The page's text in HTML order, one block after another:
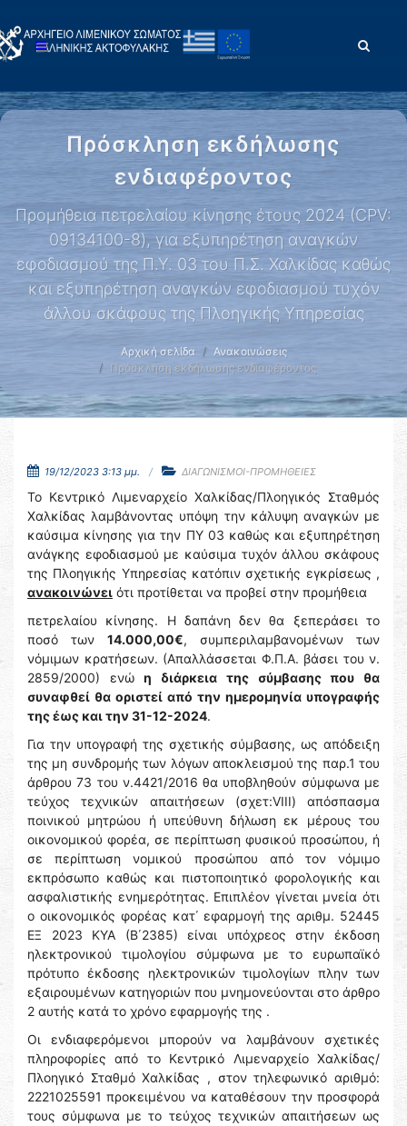
Πρόσκληση εκδήλωσης
ενδιαφέροντος
Προμήθεια πετρελαίου κίνησης έτους 2024 (CPV:
09134100-8), για εξυπηρέτηση αναγκών
εφοδιασμού της Π.Υ. 03 του Π.Σ. Χαλκίδας καθώς
και εξυπηρέτηση αναγκών εφοδιασμού τυχόν
άλλου σκάφους της Πλοηγικής Υπηρεσίας
Αρχική σελίδα
Ανακοινώσεις
Πρόσκληση εκδήλωσης ενδιαφέροντος
19/12/2023 3:13 μμ. ΔΙΑΓΩΝΙΣΜΟΙ-ΠΡΟΜΗΘΕΙΕΣ
Το Κεντρικό Λιμεναρχείο Χαλκίδας/Πλοηγικός Σταθμός
Χαλκίδας λαμβάνοντας υπόψη την κάλυψη αναγκών με
καύσιμα κίνησης για την ΠΥ 03 καθώς και εξυπηρέτηση
ανάγκης εφοδιασμού με καύσιμα τυχόν άλλου σκάφους
της Πλοηγικής Υπηρεσίας κατόπιν σχετικής εγκρίσεως ,
ανακοινώνει ότι προτίθεται να προβεί στην προμήθεια
πετρελαίου κίνησης. Η δαπάνη δεν θα ξεπεράσει το
ποσό των 14.000,00€, συμπεριλαμβανομένων των
νόμιμων κρατήσεων. (Απαλλάσσεται Φ.Π.Α. βάσει του ν.
2859/2000) ενώη διάρκεια της σύμβασης που θα
συναφθεί θα οριστεί από την ημερομηνία υπογραφής
της έως και την 31-12-2024.
Για την υπογραφή της σχετικής σύμβασης, ως απόδειξη
της μη συνδρομής των λόγων αποκλεισμού της παρ.1 του
άρθρου 73 του ν.4421/2016 θα υποβληθούν σύμφωνα με
τεύχος τεχνικών απαιτήσεων (σχετ:VIII) απόσπασμα
ποινικού μητρώου ή υπεύθυνη δήλωση εκ μέρους του
οικονομικού φορέα, σε περίπτωση φυσικού προσώπου, ή
σε περίπτωση νομικού προσώπου από τον νόμιμο
εκπρόσωπο καθώς και πιστοποιητικό φορολογικής και
ασφαλιστικής ενημερότητας. Επιπλέον γίνεται μνεία ότι
ο οικονομικός φορέας κατ΄ εφαρμογή της αριθμ. 52445
ΕΞ 2023 ΚΥΑ (Β΄2385) είναι υπόχρεος στην έκδοση
ηλεκτρονικού τιμολογίου σύμφωνα με το ευρωπαϊκό
πρότυπο έκδοσης ηλεκτρονικών τιμολογίων πλην των
εξαιρουμένων κατηγοριών που μνημονεύονται στο άρθρο
2 αυτής κατά το χρόνο εφαρμογής της .
Οι ενδιαφερόμενοι μπορούν να λαμβάνουν σχετικές
πληροφορίες από το Κεντρικό Λιμεναρχείο Χαλκίδας/
Πλοηγικό Σταθμό Χαλκίδας , στον τηλεφωνικό αριθμό:
2221025591 προκειμένου να καταθέσουν την προσφορά
τους σύμφωνα με το τεύχος τεχνικών απαιτήσεων ως